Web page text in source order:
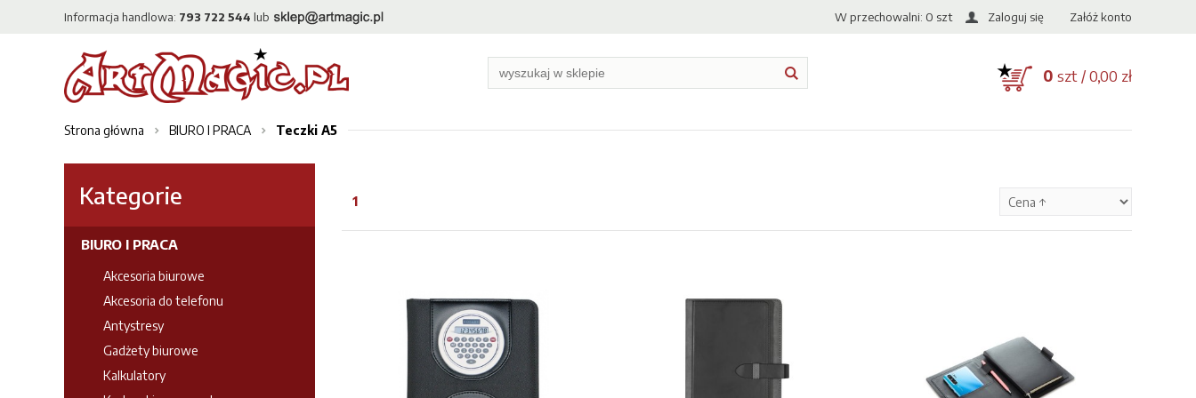
Informacja handlowa: 793 722 544 lub Zaloguj się Załóż konto
W przechowalni: 0 szt
0 szt / 0,00 zł
Strona główna BIURO I PRACA Teczki A5
1
Kategorie
BIURO I PRACA
Akcesoria biurowe
Akcesoria do telefonu
Antystresy
Gadżety biurowe
Kalkulatory